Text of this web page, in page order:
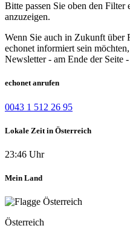
Bitte passen Sie oben den Filter
anzuzeigen.
Wenn Sie auch in Zukunft über
echonet informiert sein
Newsletter - am Ende der Seite
echonet anrufen
0043 1 512 26 95
Lokale Zeit in Österreich
23:46 Uhr
Mein Land
Österreich